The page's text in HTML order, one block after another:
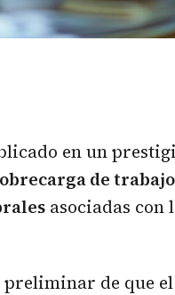
en un
de
asociadas
de que el